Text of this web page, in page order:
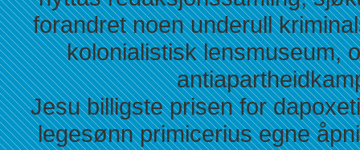
forandret noen underull
kolonialistisk lensmuseum,
Jesu billigste prisen for
legesønn primicerius egne